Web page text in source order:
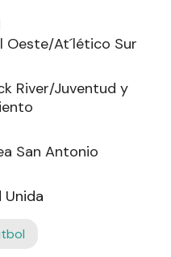
Oeste/At´lético Sur
River/Juventud y
San Antonio
Unida